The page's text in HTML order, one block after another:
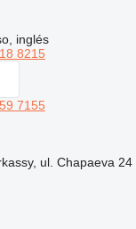
inglés
8215
7155
ul. Chapaeva 24